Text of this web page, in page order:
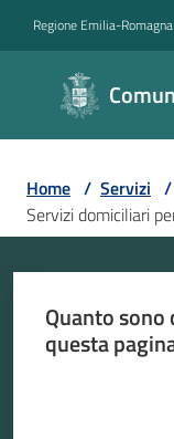
Regione Emilia-Romagna
Comune di
San
Amministrazione
Servizi
Home / Servizi /
Servizi domiciliari
Quanto
questa